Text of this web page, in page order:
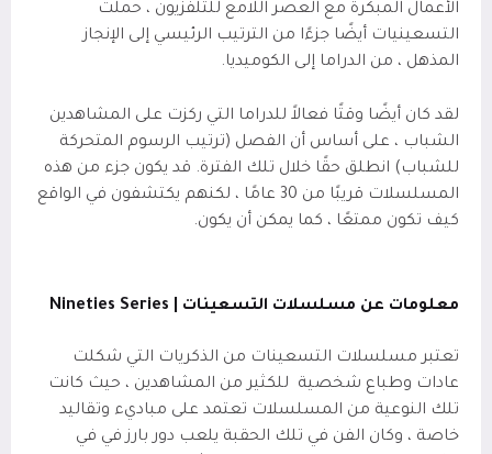
الأعمال المبكرة مع العصر اللامع للتلفزيون ، حملت
التسعينيات أيضًا جزءًا من الترتيب الرئيسي إلى الإنجاز
المذهل ، من الدراما إلى الكوميديا.
لقد كان أيضًا وقتًا فعالاً للدراما التي ركزت على المشاهدين
الشباب ، على أساس أن الفصل (ترتيب الرسوم المتحركة
للشباب) انطلق حقًا خلال تلك الفترة. قد يكون جزء من هذه
المسلسلات قريبًا من 30 عامًا ، لكنهم يكتشفون في الواقع
كيف تكون ممتعًا ، كما يمكن أن يكون.
معلومات عن مسلسلات التسعينات | Nineties Series
تعتبر مسلسلات التسعينات من الذكريات التي شكلت
عادات وطباع شخصية
للكثير من المشاهدين ، حيث كانت
تلك النوعية من المسلسلات تعتمد على مباديء وتقاليد
خاصة ، وكان الفن في تلك الحقبة يلعب دور بارز في في